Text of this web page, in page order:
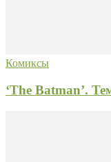
Комиксы
‘The Batman’.